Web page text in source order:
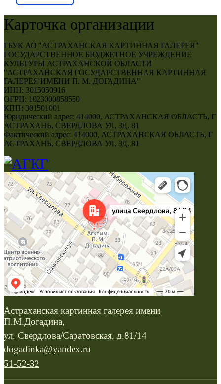
Карточка организации
ГБУК АО "АСТРАХАНСКАЯ КАРТИННАЯ ГАЛЕРЕЯ"
ГОСУДАРСТВЕННОЕ БЮДЖЕТНОЕ УЧРЕЖДЕНИЕ
КУЛЬТУРЫ АСТРАХАНСКОЙ ОБЛАСТИ
"АСТРАХАНСКАЯ ГОСУДАРСТВЕННАЯ КАРТИННАЯ
ГАЛЕРЕЯ ИМЕНИ П. М. ДОГАДИНА"
ИНН: 3015050916
ОГРН: 1023000858550
КПП: 301501001
Юридический адрес: 414000, АСТРАХАНСКАЯ ОБЛАСТЬ, Г
АСТРАХАНЬ, СВЕРДЛОВА УЛ, ЗД. 81
Фактический адрес: 414000, АСТРАХАНСКАЯ ОБЛАСТЬ, Г
АСТРАХАНЬ, СВЕРДЛОВА УЛ, ЗД. 81
Астраханская картинная галерея имени
П.М.Догадина,
ул. Свердлова/Саратовская, д.81/14
dogadinka@yandex.ru
51-52-32